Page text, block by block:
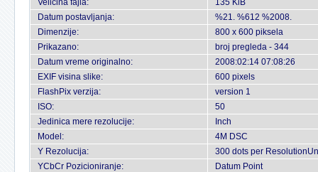
Veličina fajla:
135 KiB
Datum postavljanja:
%21. %612 %2008.
Dimenzije:
800 x 600 piksela
Prikazano:
broj pregleda - 344
Datum vreme originalno:
2008:02:14 07:08:26
EXIF visina slike:
600 pixels
FlashPix verzija:
version 1
ISO:
50
Jedinica mere rezolucije:
Inch
Model:
4M DSC
Y Rezolucija:
300 dots per
YCbCr Pozicioniranje:
Datum Point